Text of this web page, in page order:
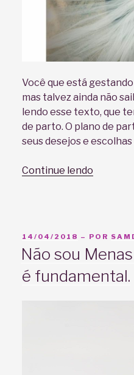
Você que está
mas talvez ainda não
lendo esse texto, que
de parto. O plano de
seus desejos e escolhas
Continue lendo
parto”
PUBLICADO
14/04/2018 – POR
Não sou
é fundamental.